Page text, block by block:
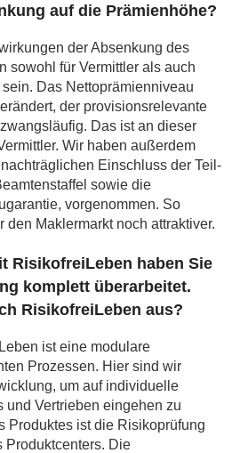
auf die Prämienhöhe?
der Absenkung des
sowohl für Vermittler als auch
Das Nettoprämienniveau
der provisionsrelevante
Das ist an dieser
Wir haben außerdem
Einschluss der Teil-
sowie die
vorgenommen. So
den Maklermarkt noch attraktiver.
RisikofreiLeben haben Sie
komplett überarbeitet.
RisikofreiLeben aus?
ist eine modulare
Prozessen. Hier sind wir
um auf individuelle
und Vertrieben eingehen zu
Produktes ist die Risikoprüfung
Produktcenters. Die